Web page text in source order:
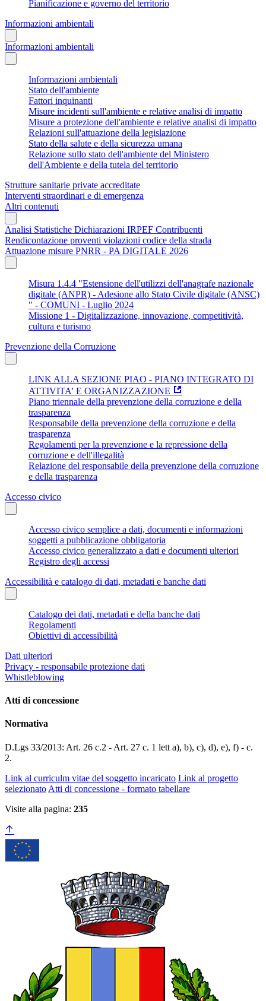
Pianificazione e governo del territorio
Informazioni ambientali
Informazioni ambientali
Informazioni ambientali
Stato dell'ambiente
Fattori inquinanti
Misure incidenti sull'ambiente e relative analisi di impatto
Misure a protezione dell'ambiente e relative analisi di impatto
Relazioni sull'attuazione della legislazione
Stato della salute e della sicurezza umana
Relazione sullo stato dell'ambiente del Ministero
dell'Ambiente e della tutela del territorio
Strutture sanitarie private accreditate
Interventi straordinari e di emergenza
Altri contenuti
Analisi Statistiche Dichiarazioni IRPEF Contribuenti
Rendicontazione proventi violazioni codice della strada
Attuazione misure PNRR - PA DIGITALE 2026
Misura 1.4.4 "Estensione dell'utilizzi dell'anagrafe nazionale
digitale (ANPR) - Adesione allo Stato Civile digitale (ANSC)
" - COMUNI - Luglio 2024
Missione 1 - Digitalizzazione, innovazione, competitività,
cultura e turismo
Prevenzione della Corruzione
LINK ALLA SEZIONE PIAO - PIANO INTEGRATO DI
ATTIVITA' E ORGANIZZAZIONE
Piano triennale della prevenzione della corruzione e della
trasparenza
Responsabile della prevenzione della corruzione e della
trasparenza
Regolamenti per la prevenzione e la repressione della
corruzione e dell'illegalità
Relazione del responsabile della prevenzione della corruzione
e della trasparenza
Accesso civico
Accesso civico semplice a dati, documenti e informazioni
soggetti a pubblicazione obbligatoria
Accesso civico generalizzato a dati e documenti ulteriori
Registro degli accessi
Accessibilità e catalogo di dati, metadati e banche dati
Catalogo dei dati, metadati e della banche dati
Regolamenti
Obiettivi di accessibilità
Dati ulteriori
Privacy - responsabile protezione dati
Whistleblowing
Atti di concessione
Normativa
D.Lgs 33/2013: Art. 26 c.2 - Art. 27 c. 1 lett a), b), c), d), e), f) - c.
2.
Link al curriculm vitae del soggetto incaricato Link al progetto
selezionato Atti di concessione - formato tabellare
Visite alla pagina: 235